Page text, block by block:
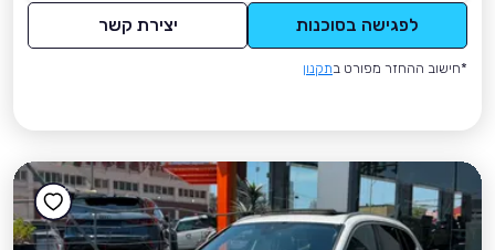
לפגישה בסוכנות יצירת קשר
*חישוב ההחזר מפורט בתקנון